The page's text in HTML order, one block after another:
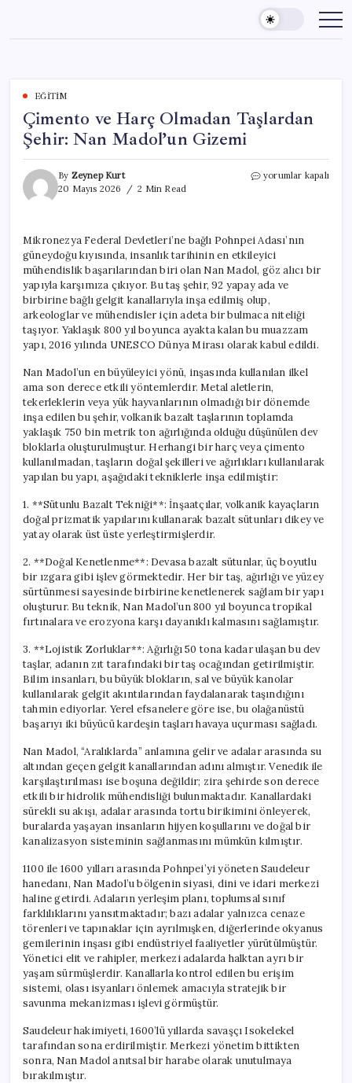
content
EĞITIM
Çimento ve Harç Olmadan Taşlardan
Şehir: Nan Madol’un Gizemi
By Zeynep Kurt
20 Mayıs 2026
2 Min Read
Çimento
Şehir:
Nan
Madol’un
Gizemi
yorumlar kapalı
Mikronezya Federal Devletleri’ne bağlı Pohnpei Adası’nın
güneydoğu kıyısında, insanlık tarihinin en etkileyici
mühendislik başarılarından biri olan Nan Madol, göz alıcı bir
yapıyla karşımıza çıkıyor. Bu taş şehir, 92 yapay ada ve
birbirine bağlı gelgit kanallarıyla inşa edilmiş olup,
arkeologlar ve mühendisler için adeta bir bulmaca niteliği
taşıyor. Yaklaşık 800 yıl boyunca ayakta kalan bu muazzam
yapı, 2016 yılında UNESCO Dünya Mirası olarak kabul edildi.
Nan Madol’un en büyüleyici yönü, inşasında kullanılan ilkel
ama son derece etkili yöntemlerdir. Metal aletlerin,
tekerleklerin veya yük hayvanlarının olmadığı bir dönemde
inşa edilen bu şehir, volkanik bazalt taşlarının toplamda
yaklaşık 750 bin metrik ton ağırlığında olduğu düşünülen dev
bloklarla oluşturulmuştur. Herhangi bir harç veya çimento
kullanılmadan, taşların doğal şekilleri ve ağırlıkları kullanılarak
yapılan bu yapı, aşağıdaki tekniklerle inşa edilmiştir:
1. **Sütunlu Bazalt Tekniği**: İnşaatçılar, volkanik kayaçların
doğal prizmatik yapılarını kullanarak bazalt sütunları dikey ve
yatay olarak üst üste yerleştirmişlerdir.
2. **Doğal Kenetlenme**: Devasa bazalt sütunlar, üç boyutlu
bir ızgara gibi işlev görmektedir. Her bir taş, ağırlığı ve yüzey
sürtünmesi sayesinde birbirine kenetlenerek sağlam bir yapı
oluşturur. Bu teknik, Nan Madol’un 800 yıl boyunca tropikal
fırtınalara ve erozyona karşı dayanıklı kalmasını sağlamıştır.
3. **Lojistik Zorluklar**: Ağırlığı 50 tona kadar ulaşan bu dev
taşlar, adanın zıt tarafındaki bir taş ocağından getirilmiştir.
Bilim insanları, bu büyük blokların, sal ve büyük kanolar
kullanılarak gelgit akıntılarından faydalanarak taşındığını
tahmin ediyorlar. Yerel efsanelere göre ise, bu olağanüstü
başarıyı iki büyücü kardeşin taşları havaya uçurması sağladı.
Nan Madol, “Aralıklarda” anlamına gelir ve adalar arasında su
altından geçen gelgit kanallarından adını almıştır. Venedik ile
karşılaştırılması ise boşuna değildir; zira şehirde son derece
etkili bir hidrolik mühendisliği bulunmaktadır. Kanallardaki
sürekli su akışı, adalar arasında tortu birikimini önleyerek,
buralarda yaşayan insanların hijyen koşullarını ve doğal bir
kanalizasyon sisteminin sağlanmasını mümkün kılmıştır.
1100 ile 1600 yılları arasında Pohnpei’yi yöneten Saudeleur
hanedanı, Nan Madol’u bölgenin siyasi, dini ve idari merkezi
haline getirdi. Adaların yerleşim planı, toplumsal sınıf
farklılıklarını yansıtmaktadır; bazı adalar yalnızca cenaze
törenleri ve tapınaklar için ayrılmışken, diğerlerinde okyanus
gemilerinin inşası gibi endüstriyel faaliyetler yürütülmüştür.
Yönetici elit ve rahipler, merkezi adalarda halktan ayrı bir
yaşam sürmüşlerdir. Kanallarla kontrol edilen bu erişim
sistemi, olası isyanları önlemek amacıyla stratejik bir
savunma mekanizması işlevi görmüştür.
Saudeleur hakimiyeti, 1600’lü yıllarda savaşçı Isokelekel
tarafından sona erdirilmiştir. Merkezi yönetim bittikten
sonra, Nan Madol anıtsal bir harabe olarak unutulmaya
bırakılmıştır.